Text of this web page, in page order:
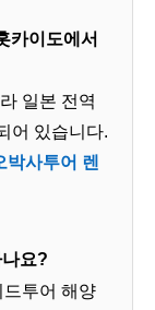
카이도에서
일본 전역
어 있습니다.
박사투어 렌
요?
투어 해양